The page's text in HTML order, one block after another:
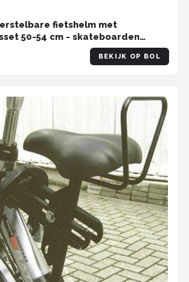
fietshelm met
50-54 cm - skateboarden
scooter loopfiets CE-
jongens meisjes 2 3 4 5 jaar
BEKIJK OP BOL